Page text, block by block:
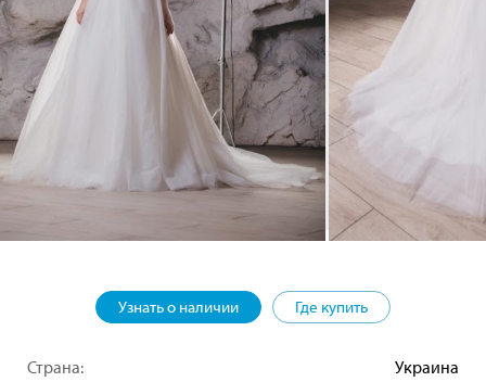
Узнать о наличии Где купить
Страна: Украина